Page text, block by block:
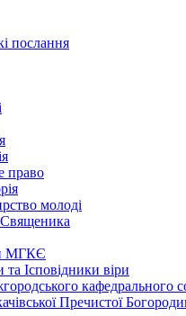
послання
право
молоді
МГКЄ
Ісповідники віри
кафедрального
Пречистої